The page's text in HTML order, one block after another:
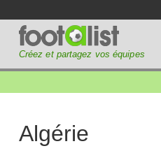
Créez et partagez vos équipes
Algérie